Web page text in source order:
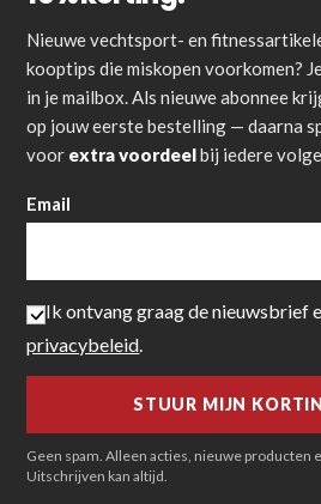
Nieuwe vechtsport- en
kooptips die miskopen voorkomen?
in je mailbox. Als nieuwe abonnee
op jouw eerste bestelling — daarna
voor extra voordeelbij iedere
Email
Ik ontvang graag de nieuwsbrief
privacybeleid.
Geen spam. Alleen acties, nieuwe producten
Uitschrijven kan altijd.